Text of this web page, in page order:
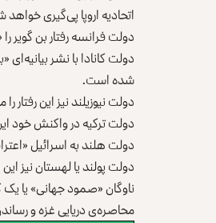
اتحادیه اروپا پی‌گیری
دولت فرانسه رفتار بن
دولت کانادا با نشر
شده است.
دولت نیوزیلند نیز این
دولت ترکیه در واکنش خود
دولت هلند به اسرائیل
دولت پولند یا لهستان نیز
ناوگان «صمود جهانی» یا
محاصره‌ی دریایی غزه و